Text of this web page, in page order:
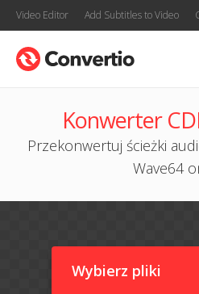
Video Editor Add Subtitles to Video
Konwerter
Przekonwertuj ścieżki
Wave64
Wybierz pliki